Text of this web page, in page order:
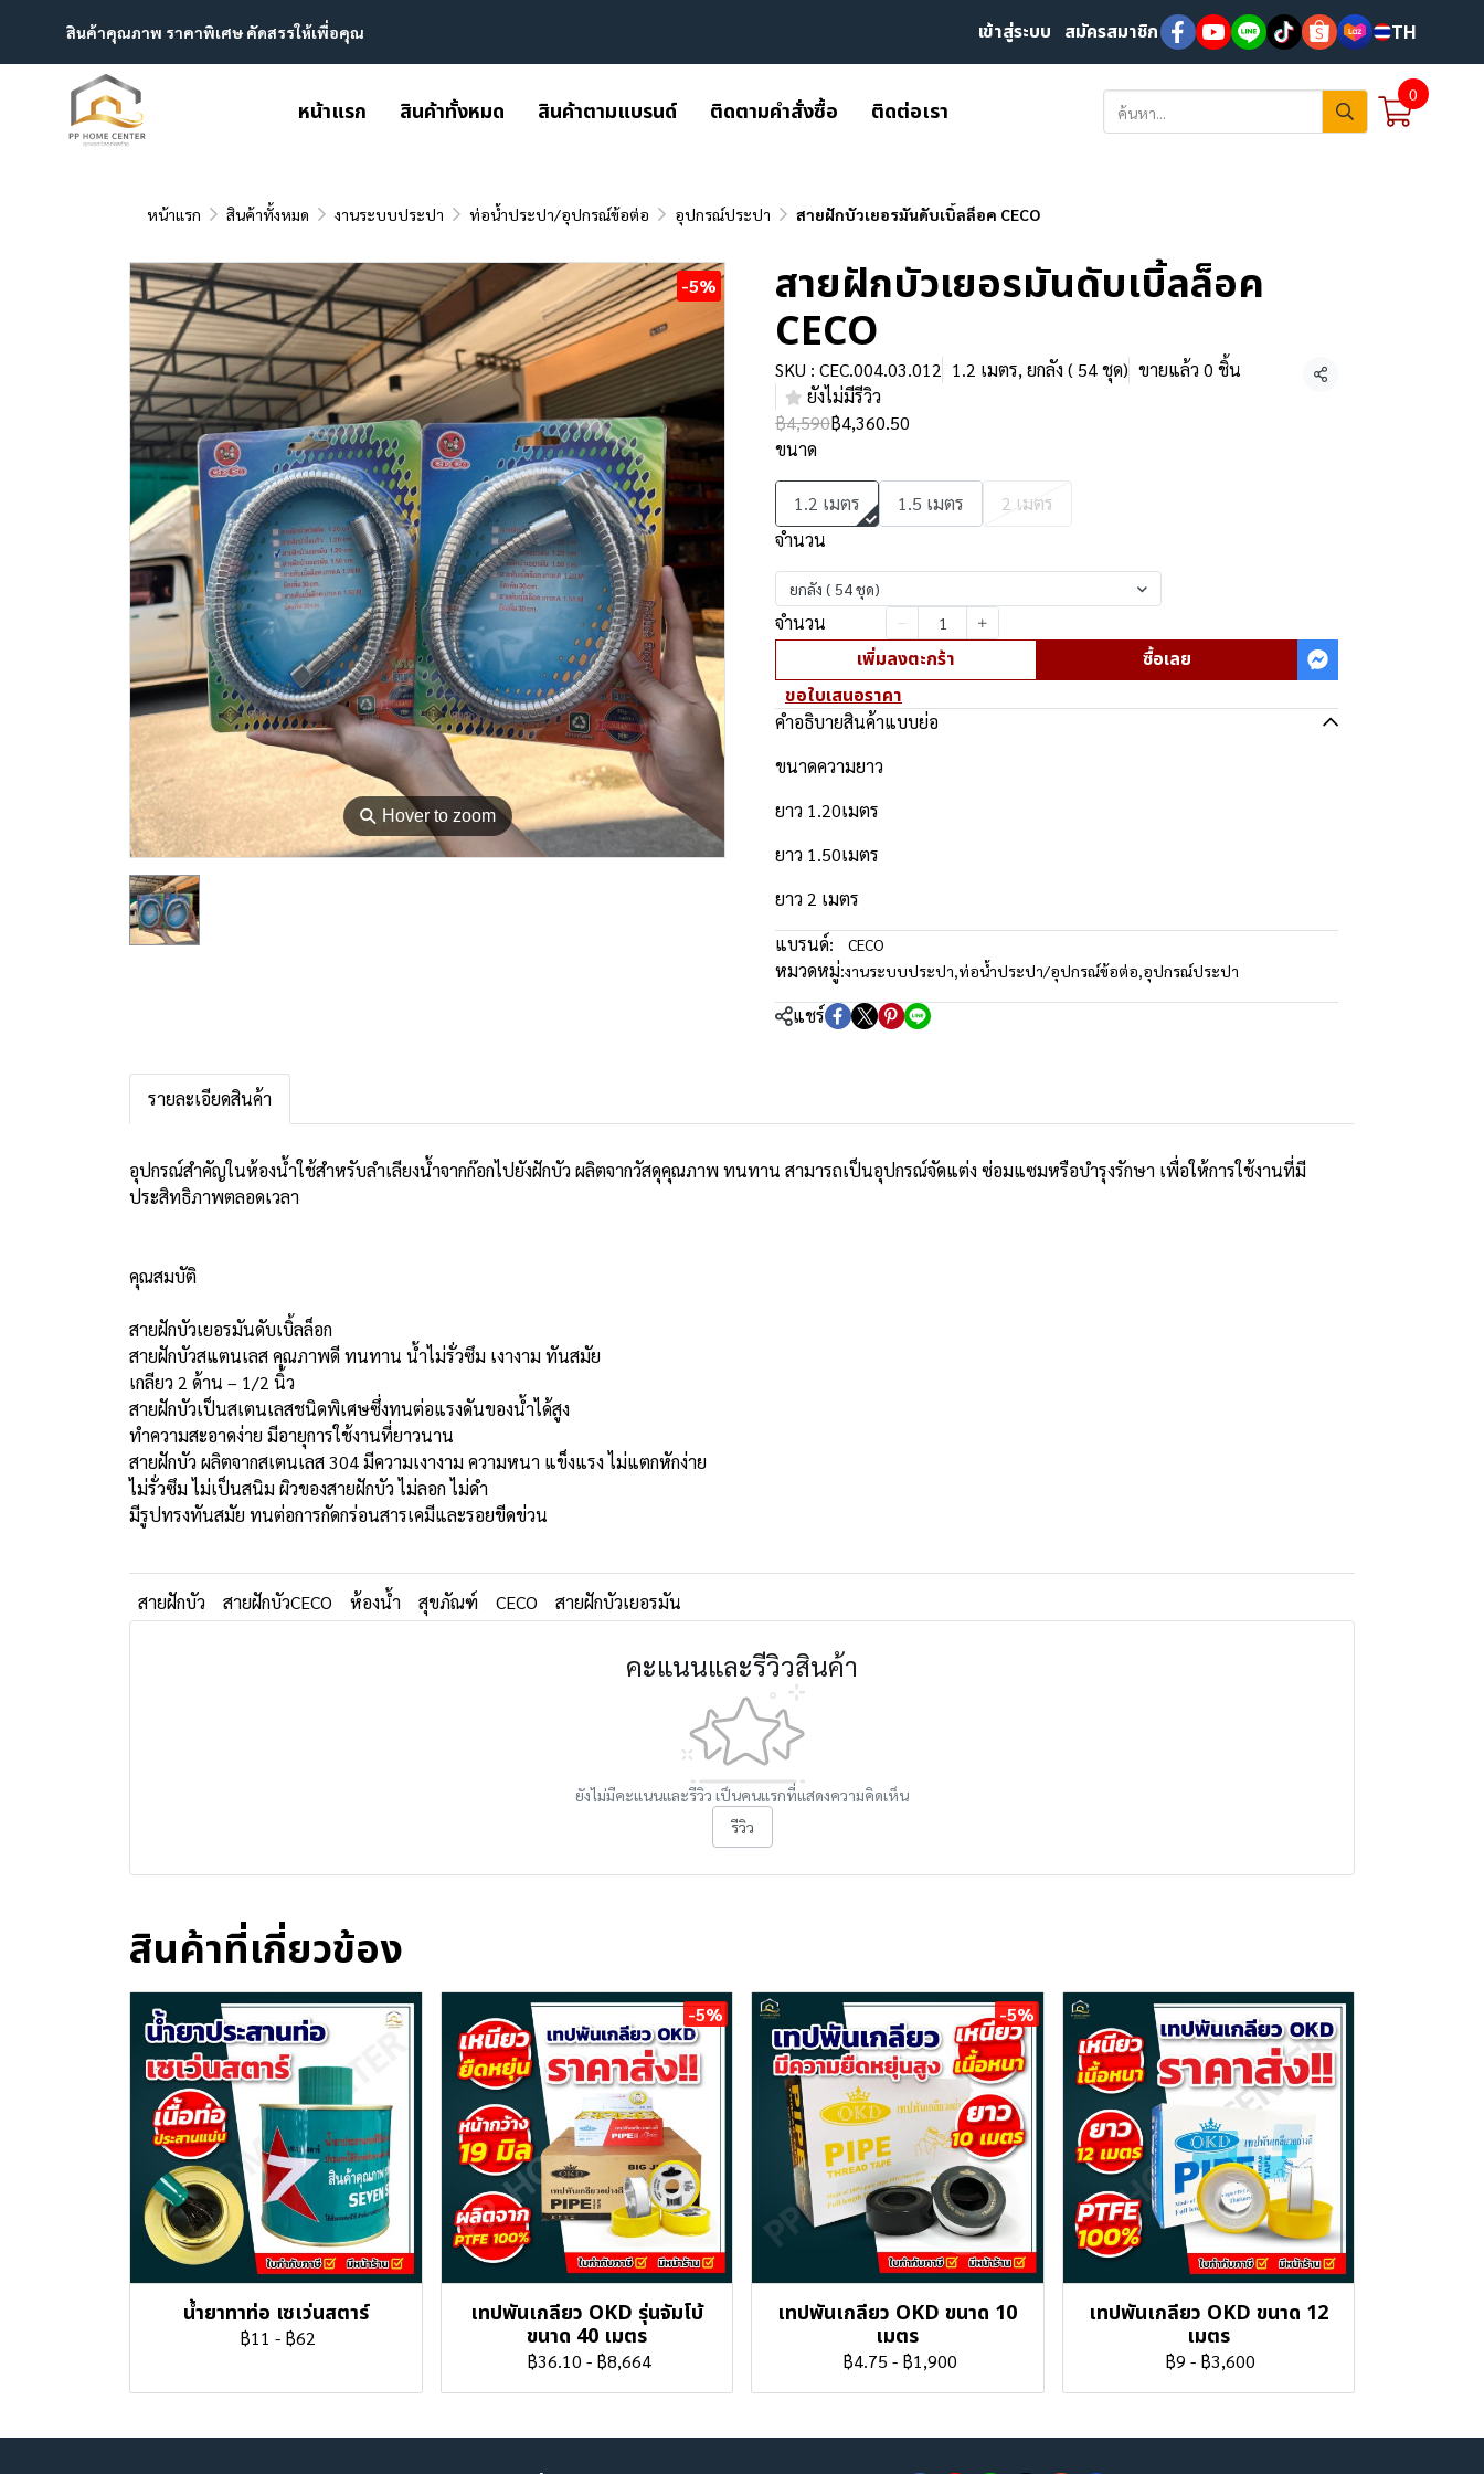
สินค้าคุณภาพ ราคาพิเศษ คัดสรรให้เพื่อคุณ เข้าสู่ระบบ สมัครสมาชิก TH
หน้าแรก สินค้าทั้งหมด สินค้าตามแบรนด์ ติดตามคำสั่งซื้อ ติดต่อเรา
0
หน้าแรก สินค้าทั้งหมด งานระบบประปา ท่อน้ำประปา/อุปกรณ์ข้อต่อ อุปกรณ์ประปา สายฝักบัวเยอรมันดับเบิ้ลล็อค CECO
⚲ Hover to zoom
-5% สายฝักบัวเยอรมันดับเบิ้ลล็อค
CECO
SKU : CEC.004.03.012 1.2 เมตร, ยกลัง ( 54 ชุด) ขายแล้ว 0 ชิ้น
ยังไม่มีรีวิว
แชร์
฿4,590฿4,360.50
ขนาด
1.2 เมตร 1.5 เมตร
2 เมตร
จำนวน
ยกลัง ( 54 ชุด)
จำนวน
เพิ่มลงตะกร้า
ซื้อเลย
ขอใบเสนอราคา
คำอธิบายสินค้าแบบย่อ
ขนาดความยาว
ยาว 1.20เมตร
ยาว 1.50เมตร
ยาว 2 เมตร
แบรนด์:
CECO
หมวดหมู่:งานระบบประปา,ท่อน้ำประปา/อุปกรณ์ข้อต่อ,อุปกรณ์ประปา
แชร์
รายละเอียดสินค้า
อุปกรณ์สำคัญในห้องน้ำใช้สำหรับลำเลียงน้ำจากก๊อกไปยังฝักบัว ผลิตจากวัสดุคุณภาพ ทนทาน สามารถเป็นอุปกรณ์จัดแต่ง ซ่อมแซมหรือบำรุงรักษา เพื่อให้การใช้งานที่มี
ประสิทธิภาพตลอดเวลา
คุณสมบัติ
สายฝักบัวเยอรมันดับเบิ้ลล็อก
สายฝักบัวสแตนเลส คุณภาพดี ทนทาน น้ำไม่รั่วซึม เงางาม ทันสมัย
เกลียว 2 ด้าน – 1/2 นิ้ว
สายฝักบัวเป็นสเตนเลสชนิดพิเศษซึ่งทนต่อแรงดันของน้ำได้สูง
ทำความสะอาดง่าย มีอายุการใช้งานที่ยาวนาน
สายฝักบัว ผลิตจากสเตนเลส 304 มีความเงางาม ความหนา แข็งแรง ไม่แตกหักง่าย
ไม่รั่วซึม ไม่เป็นสนิม ผิวของสายฝักบัว ไม่ลอก ไม่ดำ
มีรูปทรงทันสมัย ทนต่อการกัดกร่อนสารเคมีและรอยขีดข่วน
สายฝักบัว สายฝักบัวCECO ห้องน้ำ สุขภัณฑ์ CECO สายฝักบัวเยอรมัน
คะแนนและรีวิวสินค้า
ยังไม่มีคะแนนและรีวิว เป็นคนแรกที่แสดงความคิดเห็น
รีวิว
สินค้าที่เกี่ยวข้อง
น้ำยาทาท่อ เซเว่นสตาร์
฿11 - ฿62
-5%
เทปพันเกลียว OKD รุ่นจัมโบ้
ขนาด 40 เมตร
฿36.10 - ฿8,664
-5%
เทปพันเกลียว OKD ขนาด 10
เมตร
฿4.75 - ฿1,900
เทปพันเกลียว OKD ขนาด 12
เมตร
฿9 - ฿3,600